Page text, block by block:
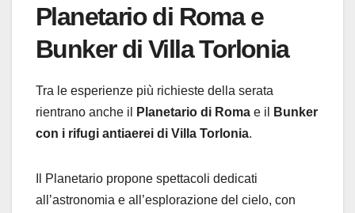
Planetario di Roma e
Bunker di Villa Torlonia
Tra le esperienze più richieste della serata
rientrano anche il
Planetario di Roma e il
Bunker
con i rifugi antiaerei di Villa Torlonia.
Il Planetario propone spettacoli dedicati
all’astronomia e all’esplorazione del cielo, con